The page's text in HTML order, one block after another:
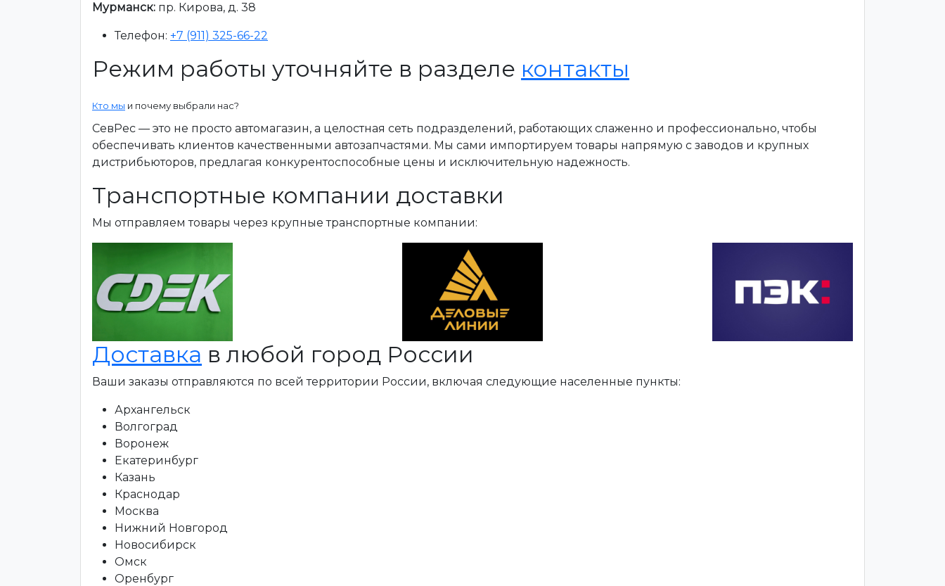
Мурманск: пр. Кирова, д. 38
Телефон: +7 (911) 325-66-22
Режим работы уточняйте в разделе контакты
Кто мы и почему выбрали нас?
СевРес — это не просто автомагазин, а целостная сеть подразделений, работающих слаженно и профессионально, чтобы
обеспечивать клиентов качественными автозапчастями. Мы сами импортируем товары напрямую с заводов и крупных
дистрибьюторов, предлагая конкурентоспособные цены и исключительную надежность.
Транспортные компании доставки
Мы отправляем товары через крупные транспортные компании:
Доставка в любой город России
Ваши заказы отправляются по всей территории России, включая следующие населенные пункты:
Архангельск
Волгоград
Воронеж
Екатеринбург
Казань
Краснодар
Москва
Нижний Новгород
Новосибирск
Омск
Оренбург